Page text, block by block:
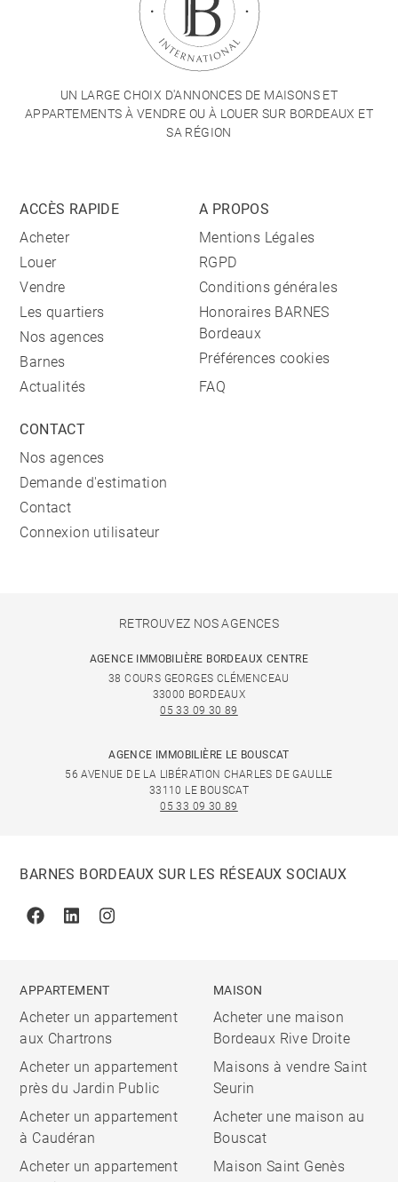
UN LARGE CHOIX D'ANNONCES DE MAISONS ET
APPARTEMENTS À VENDRE OU À LOUER SUR BORDEAUX ET
SA RÉGION
ACCÈS RAPIDE
Acheter
Louer
Vendre
Les quartiers
Nos agences
Barnes
Actualités
A PROPOS
Mentions Légales
RGPD
Conditions générales
Honoraires BARNES
Bordeaux
Préférences cookies
FAQ
CONTACT
Nos agences
Demande d'estimation
Contact
Connexion utilisateur
RETROUVEZ NOS AGENCES
AGENCE IMMOBILIÈRE BORDEAUX CENTRE
38 COURS GEORGES CLÉMENCEAU
33000 BORDEAUX
05 33 09 30 89
AGENCE IMMOBILIÈRE LE BOUSCAT
56 AVENUE DE LA LIBÉRATION CHARLES DE GAULLE
33110 LE BOUSCAT
05 33 09 30 89
BARNES BORDEAUX SUR LES RÉSEAUX SOCIAUX
FacebookLinkedinInstagram
APPARTEMENT
Acheter un appartement
aux Chartrons
Acheter un appartement
près du Jardin Public
Acheter un appartement
à Caudéran
Acheter un appartement
MAISON
Acheter une maison
Bordeaux Rive Droite
Maisons à vendre Saint
Seurin
Acheter une maison au
Bouscat
Maison Saint Genès